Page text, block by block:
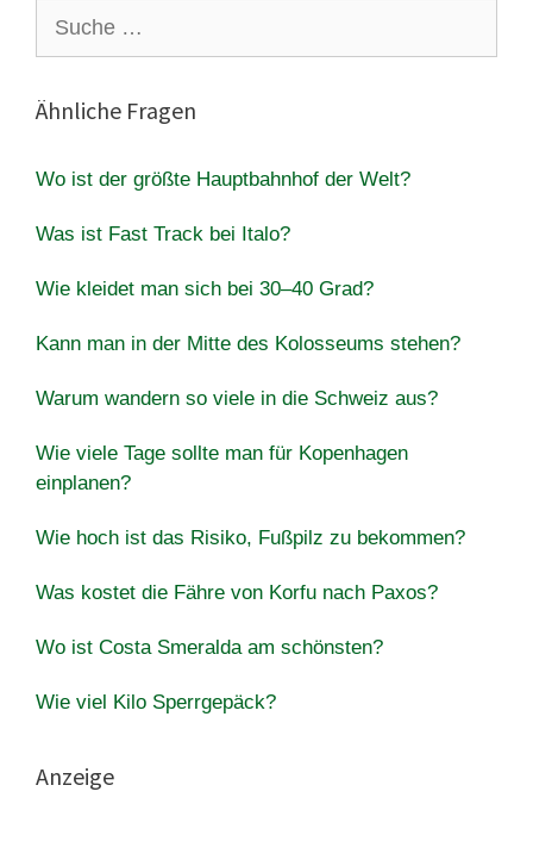
nach:
Ähnliche Fragen
Wo ist der größte Hauptbahnhof der Welt?
Was ist Fast Track bei Italo?
Wie kleidet man sich bei 30–40 Grad?
Kann man in der Mitte des Kolosseums stehen?
Warum wandern so viele in die Schweiz aus?
Wie viele Tage sollte man für Kopenhagen
einplanen?
Wie hoch ist das Risiko, Fußpilz zu bekommen?
Was kostet die Fähre von Korfu nach Paxos?
Wo ist Costa Smeralda am schönsten?
Wie viel Kilo Sperrgepäck?
Anzeige